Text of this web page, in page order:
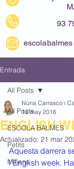
93
Entrada
All Posts
ESCOLA BALMES
Petits
Mitjans
All Posts
ENGLISH
Núria Carrasco i
12 may 2016
Actualizado: 21 mar
Aquesta darrera
l’English week.